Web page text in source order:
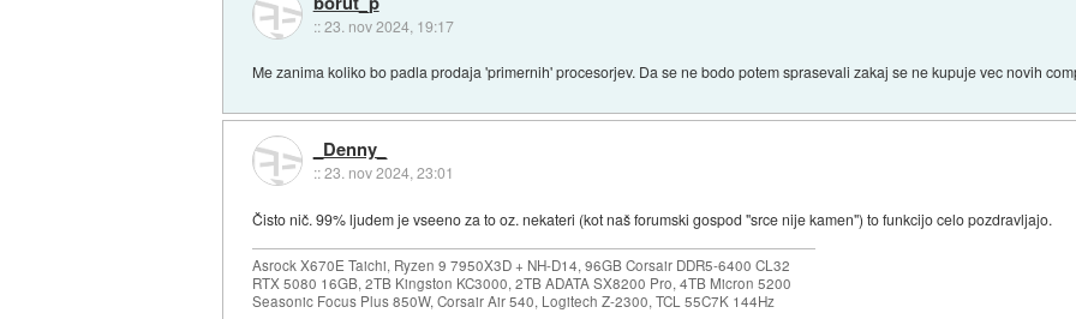
::23. nov 2024, 19:17
Me zanima koliko bo padla prodaja 'primernih' procesorjev. Da se ne bodo potem sprasevali zakaj se ne kupuje vec novih
_Denny_
::23. nov 2024, 23:01
Čisto nič. 99% ljudem je vseeno za to oz. nekateri (kot naš forumski gospod "srce nije kamen") to funkcijo celo pozdravljajo.
Asrock X670E Taichi, Ryzen 9 7950X3D + NH-D14, 96GB Corsair DDR5-6400 CL32
RTX 5080 16GB, 2TB Kingston KC3000, 2TB ADATA SX8200 Pro, 4TB Micron 5200
Seasonic Focus Plus 850W, Corsair Air 540, Logitech Z-2300, TCL 55C7K 144Hz